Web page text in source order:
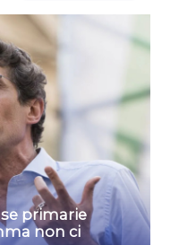
primarie
non ci